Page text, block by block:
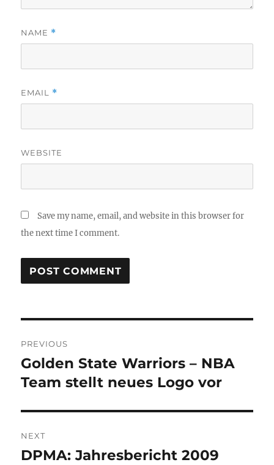
NAME *
EMAIL *
WEBSITE
Save my name, email, and website in this browser for
the next time I comment.
navigation
PREVIOUS
Previous
post:
Golden State Warriors – NBA
Team stellt neues Logo vor
NEXT
Next
DPMA: Jahresbericht 2009